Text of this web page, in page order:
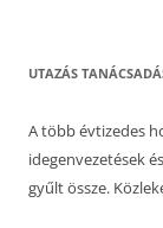
UTAZÁS
A több évtizedes
idegenvezetések
gyűlt össze.